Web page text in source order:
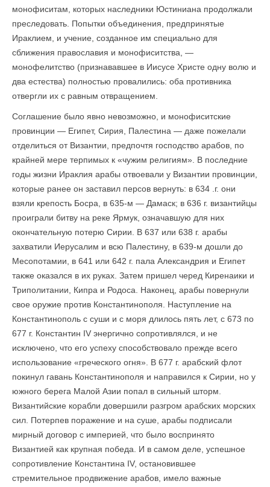
монофиситам, которых наследники Юстиниана продолжали
преследовать. Попытки объединения, предпринятые
Ираклием, и учение, созданное им специально для
сближения православия и монофиситства, —
монофелитство (признававшее в Иисусе Христе одну волю и
два естества) полностью провалились: оба противника
отвергли их с равным отвращением.
Соглашение было явно невозможно, и монофиситские
провинции — Египет, Сирия, Палестина — даже пожелали
отделиться от Византии, предпочтя господство арабов, по
крайней мере терпимых к «чужим религиям». В последние
годы жизни Ираклия арабы отвоевали у Византии провинции,
которые ранее он заставил персов вернуть: в 634 .г. они
взяли крепость Босра, в 635-м — Дамаск; в 636 г. византийцы
проиграли битву на реке Ярмук, означавшую для них
окончательную потерю Сирии. В 637 или 638 г. арабы
захватили Иерусалим и всю Палестину, в 639-м дошли до
Месопотамии, в 641 или 642 г. пала Александрия и Египет
также оказался в их руках. Затем пришел черед Киренаики и
Триполитании, Кипра и Родоса. Наконец, арабы повернули
свое оружие против Константинополя. Наступление на
Константинополь с суши и с моря длилось пять лет, с 673 по
677 г. Константин IV энергично сопротивлялся, и не
исключено, что его успеху способствовало прежде всего
использование «греческого огня». В 677 г. арабский флот
покинул гавань Константинополя и направился к Сирии, но у
южного берега Малой Азии попал в сильный шторм.
Византийские корабли довершили разгром арабских морских
сил. Потерпев поражение и на суше, арабы подписали
мирный договор с империей, что было воспринято
Византией как крупная победа. И в самом деле, успешное
сопротивление Константина IV, остановившее
стремительное продвижение арабов, имело важные